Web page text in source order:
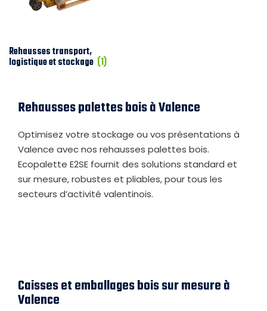
Rehausses transport,
logistique et stockage (1)
Rehausses palettes bois à Valence
Optimisez votre stockage ou vos présentations à
Valence avec nos rehausses palettes bois.
Ecopalette E2SE fournit des solutions standard et
sur mesure, robustes et pliables, pour tous les
secteurs d’activité valentinois.
Caisses et emballages bois sur mesure à
Valence